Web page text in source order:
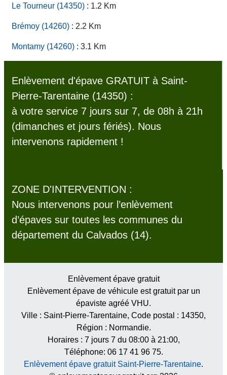
Le Tourneur (14350) : 1.2 Km
Brémoy (14260) : 2.2 Km
Montamy (14260) : 3.1 Km
Enlèvement d'épave GRATUIT à Saint-
Pierre-Tarentaine (14350) :
à votre service 7 jours sur 7, de 08h à 21h
(dimanches et jours fériés). Nous
intervenons rapidement !
ZONE D'INTERVENTION :
Nous intervenons pour l’enlèvement
d’épaves sur toutes les communes du
département du Calvados (14).
Enlèvement épave gratuit
Enlèvement épave de véhicule est gratuit par un
épaviste agréé VHU.
Ville : Saint-Pierre-Tarentaine, Code postal : 14350,
Région : Normandie.
Horaires : 7 jours 7 du 08:00 à 21:00,
Téléphone: 06 17 41 96 75.
Enlèvement épave gratuit Saint-Pierre-Tarentaine.